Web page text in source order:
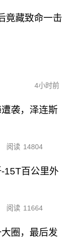
竟藏致命一击
4小时前
袭，泽连斯
阅读 14804
15T百公里外
阅读 11664
圈，最后发